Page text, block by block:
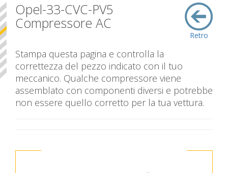
Retro
Opel-33-CVC-PV5
Compressore AC
Stampa questa pagina e controlla la
correttezza del pezzo indicato con il tuo
meccanico. Qualche compressore viene
assemblato con componenti diversi e potrebbe
non essere quello corretto per la tua vettura.